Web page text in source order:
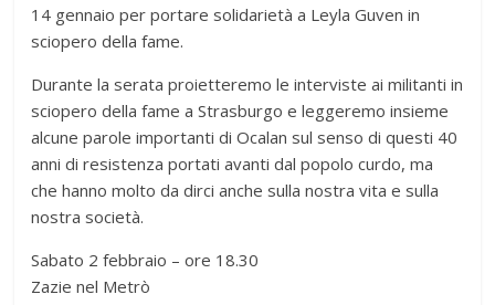
14 gennaio per portare solidarietà a Leyla Guven in
sciopero della fame.
Durante la serata proietteremo le interviste ai militanti in
sciopero della fame a Strasburgo e leggeremo insieme
alcune parole importanti di Ocalan sul senso di questi 40
anni di resistenza portati avanti dal popolo curdo, ma
che hanno molto da dirci anche sulla nostra vita e sulla
nostra società.
Sabato 2 febbraio – ore 18.30
Zazie nel Metrò